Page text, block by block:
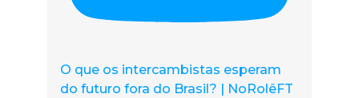
O que os intercambistas esperam
do futuro fora do Brasil? | NoRolêFT